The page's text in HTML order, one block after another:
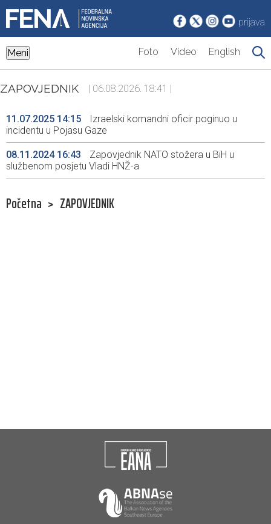
prijava
Meni Foto Video English
ZAPOVJEDNIK | 06.08.2026. 18:41 |
11.07.2025 14:15
Izraelski komandni oficir poginuo u
incidentu u Pojasu Gaze
08.11.2024 16:43
Zapovjednik NATO stožera u BiH u
službenom posjetu Vladi HNŽ-a
Početna > ZAPOVJEDNIK